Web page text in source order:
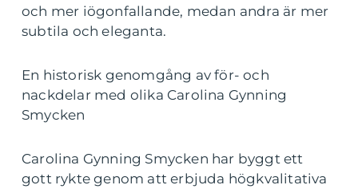
och mer iögonfallande, medan andra är mer
subtila och eleganta.
En historisk genomgång av för- och
nackdelar med olika Carolina Gynning
Smycken
Carolina Gynning Smycken har byggt ett
gott rykte genom att erbjuda högkvalitativa